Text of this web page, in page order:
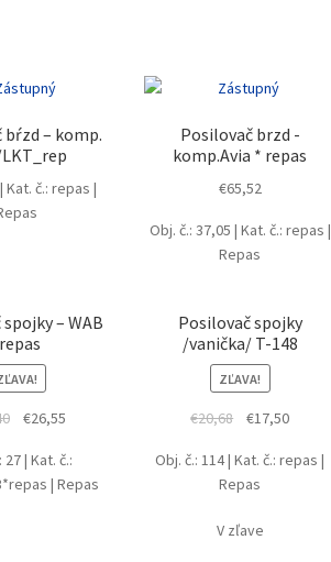
bŕzd – komp.
Kat. č.: repas |
Posilovač brzd -
komp.Avia * repas
€65,52
Obj. č.: 37,05 | Kat. č.: repas |
Repas
– WAB
Original
was:
€35,40.
€26,55Current
is:
€26,55.
27 | Kat. č.:
| Repas
Posilovač spojky
/vanička/ T-148
ZĽAVA!
€20,68
Original
was:
€20,68.
€17,50Current
is:
Obj. č.: 114 | Kat. č.: repas |
Repas
V zľave